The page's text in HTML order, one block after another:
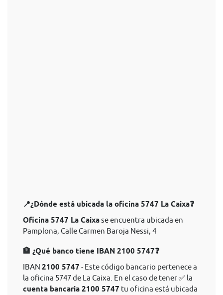
📍¿Dónde está ubicada la oficina 5747 La Caixa❓
Oficina 5747 La Caixase encuentra ubicada en
Pamplona, Calle Carmen Baroja Nessi, 4
🏦 ¿Qué banco tiene IBAN 2100 5747❓
IBAN 2100 5747 - Este código bancario pertenece a
la oficina 5747 de La Caixa. En el caso de tener ✅ la
cuenta bancaria 2100 5747 tu oficina está ubicada